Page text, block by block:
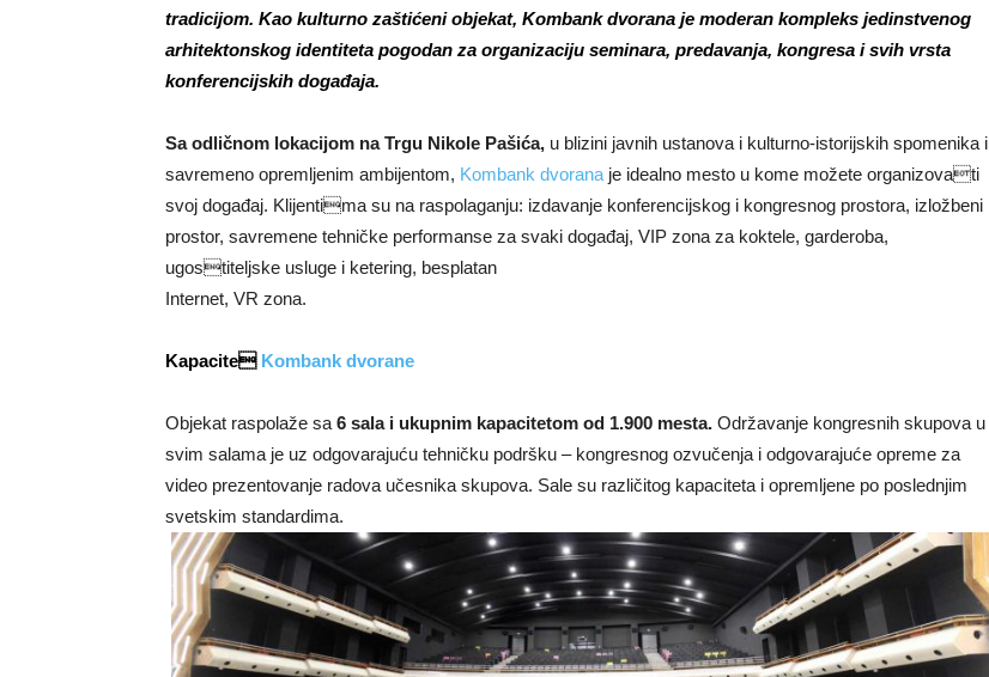
tradicijom. Kao kulturno zaštićeni objekat, Kombank dvorana je moderan kompleks jedinstvenog
arhitektonskog identiteta pogodan za organizaciju seminara, predavanja, kongresa i svih vrsta
konferencijskih događaja.
Sa odličnom lokacijom na Trgu Nikole Pašića, u blizini javnih ustanova i kulturno-istorijskih spomenika i
savremeno opremljenim ambijentom, Kombank dvorana je idealno mesto u kome možete organizovati
svoj događaj. Klijentima su na raspolaganju: izdavanje konferencijskog i kongresnog prostora, izložbeni
prostor, savremene tehničke performanse za svaki događaj, VIP zona za koktele, garderoba,
ugostiteljske usluge i ketering, besplatan
Internet, VR zona.
Kapacite Kombank dvorane
Objekat raspolaže sa 6 sala i ukupnim kapacitetom od 1.900 mesta. Održavanje kongresnih skupova u
svim salama je uz odgovarajuću tehničku podršku – kongresnog ozvučenja i odgovarajuće opreme za
video prezentovanje radova učesnika skupova. Sale su različitog kapaciteta i opremljene po poslednjim
svetskim standardima.